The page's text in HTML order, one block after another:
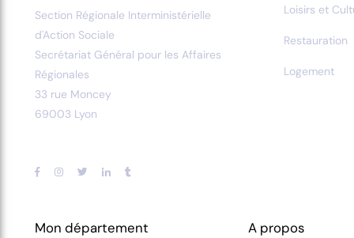
Section Régionale Interministérielle
d'Action Sociale
Secrétariat Général pour les Affaires
Régionales
33 rue Moncey
69003 Lyon
Loisirs et
Restauration
Logement
Mon département A propos